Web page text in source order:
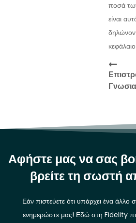
ποσά
είναι
Αφήστε μας να σας
βρείτε τη σωστή
Εάν πιστεύετε ότι υπάρχει ένα
ενημερώστε μας! Εδώ στη Fidelity